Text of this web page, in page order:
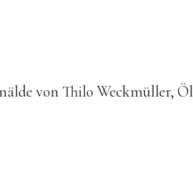
von Thilo Weckmüller,